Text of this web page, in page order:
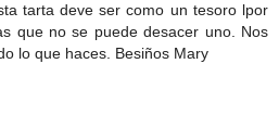
tarta deve ser como un tesoro lpor
que no se puede desacer uno. Nos
lo que haces. Besiños Mary